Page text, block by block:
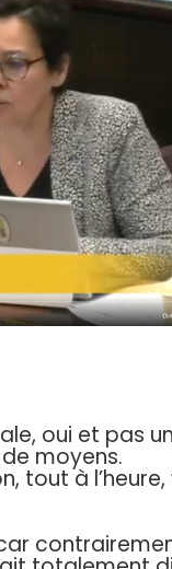
oui et pas
moyens.
tout à